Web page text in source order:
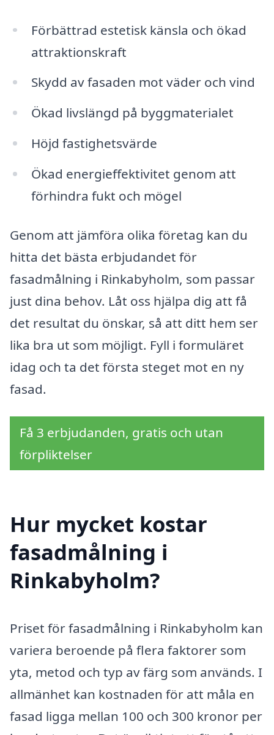
Förbättrad estetisk känsla och ökad
attraktionskraft
Skydd av fasaden mot väder och vind
Ökad livslängd på byggmaterialet
Höjd fastighetsvärde
Ökad energieffektivitet genom att
förhindra fukt och mögel
Genom att jämföra olika företag kan du
hitta det bästa erbjudandet för
fasadmålning i Rinkabyholm, som passar
just dina behov. Låt oss hjälpa dig att få
det resultat du önskar, så att ditt hem ser
lika bra ut som möjligt. Fyll i formuläret
idag och ta det första steget mot en ny
fasad.
Få 3 erbjudanden, gratis och utan
förpliktelser
Hur mycket kostar
fasadmålning i
Rinkabyholm?
Priset för fasadmålning i Rinkabyholm kan
variera beroende på flera faktorer som
yta, metod och typ av färg som används. I
allmänhet kan kostnaden för att måla en
fasad ligga mellan 100 och 300 kronor per